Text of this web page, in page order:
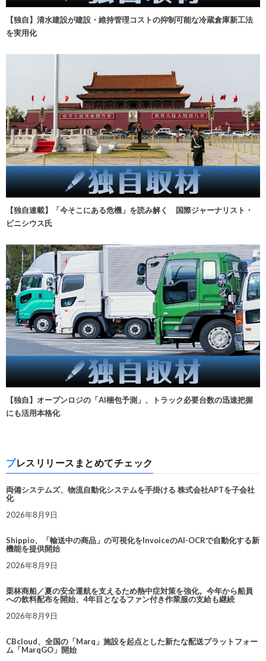
【独自】清水建設が建設・維持管理コストの抑制可能な冷蔵倉庫新工法
を実用化
【独自連載】「今そこにある危機」を読み解く 国際ジャーナリスト・
ビニシウス氏
【独自】オープンロジの「AI梱包予測」、トラック必要台数の迅速把握
にも活用本格化
プレスリリースまとめてチェック
両備システムズ、物流自動化システムを手掛ける 株式会社APTを子会社
化
2026年8月9日
Shippio、「輸送中の商品」の可視化をInvoiceのAI-OCRで自動化する新
機能を提供開始
2026年8月9日
栗林商船／夏の安全運航を支えるため熱中症対策を強化。今年から船員
への飲料配布を開始、4年目となるファン付き作業服の支給も継続
2026年8月9日
CBcloud、全国の「Marq」施設を起点とした新たな配送プラットフォー
ム「MarqGO」開始